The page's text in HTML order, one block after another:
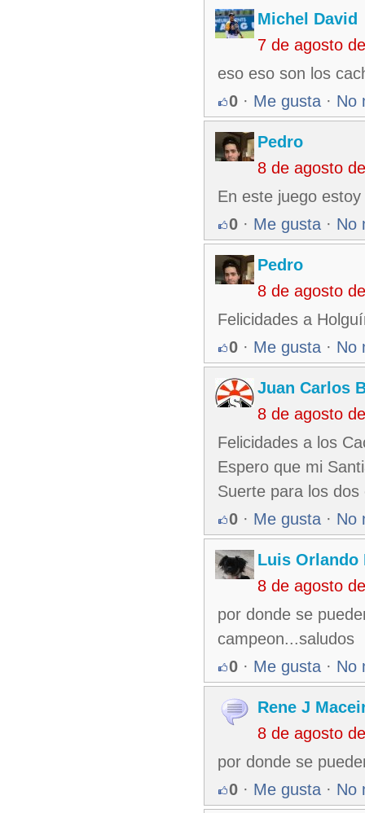
Michel David
7 de agosto
eso eso son los
0 · Me gusta · No
Pedro
8 de agosto
En este juego
0 · Me gusta · No
Pedro
8 de agosto
Felicidades a
0 · Me gusta · No
Juan Carlos
8 de agosto
Felicidades a los
Espero que mi
Suerte para los dos
0 · Me gusta · No
Luis Orlando
8 de agosto
por donde se
campeon...saludos
0 · Me gusta · No
Rene J
8 de agosto
por donde se
0 · Me gusta · No